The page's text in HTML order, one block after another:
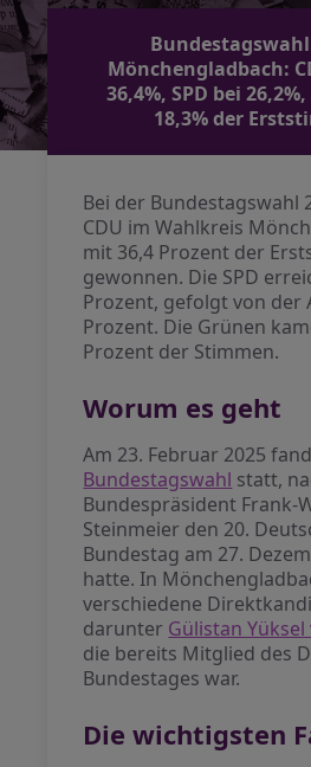
Bundestagswahl
Mönchengladbach:
36,4%, SPD bei
18,3% der
Bei der Bundestagswahl
CDU im Wahlkreis
mit 36,4 Prozent der
gewonnen. Die SPD
Prozent, gefolgt von der
Prozent. Die Grünen
Prozent der Stimmen.
Worum es geht
Am 23. Februar 2025
Bundestagswahl statt,
Bundespräsident Frank-
Steinmeier den 20.
Bundestag am 27.
hatte. In
verschiedene
darunter Gülistan Yüksel
die bereits Mitglied des
Bundestages war.
Die wichtigsten